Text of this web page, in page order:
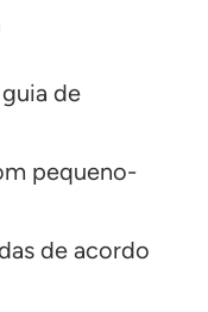
de
pequeno-
de acordo